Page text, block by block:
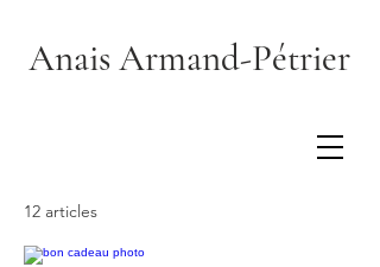
Anais Armand-Pétrier
12 articles